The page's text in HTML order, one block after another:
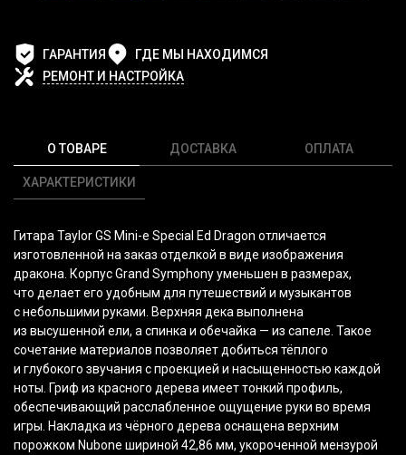
ГАРАНТИЯ
ГДЕ МЫ НАХОДИМСЯ
РЕМОНТ И НАСТРОЙКА
О ТОВАРЕ
ХАРАКТЕРИСТИКИ
ДОСТАВКА ОПЛАТА
Гитара Taylor GS Mini-e Special Ed Dragon отличается
изготовленной на заказ отделкой в виде изображения
дракона. Корпус Grand Symphony уменьшен в размерах,
что делает его удобным для путешествий и музыкантов
с небольшими руками. Верхняя дека выполнена
из высушенной ели, а спинка и обечайка — из сапеле. Такое
сочетание материалов позволяет добиться тёплого
и глубокого звучания с проекцией и насыщенностью каждой
ноты. Гриф из красного дерева имеет тонкий профиль,
обеспечивающий расслабленное ощущение руки во время
игры. Накладка из чёрного дерева оснащена верхним
порожком Nubone шириной 42,86 мм, укороченной мензурой